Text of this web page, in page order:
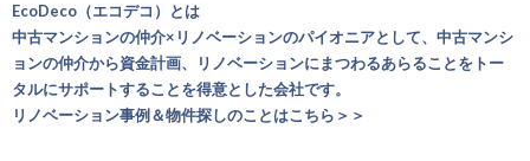
EcoDeco（エコデコ）とは
中古マンションの仲介×リノベーションのパイオニアとして、中古マンシ
ョンの仲介から資金計画、リノベーションにまつわるあらることをトー
タルにサポートすることを得意とした会社です。
リノベーション事例＆物件探しのことはこちら＞＞